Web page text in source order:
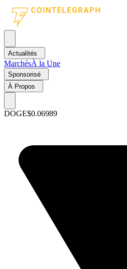
Actualités
MarchésÀ la Une
Sponsorisé
À Propos
DOGE$0.06989